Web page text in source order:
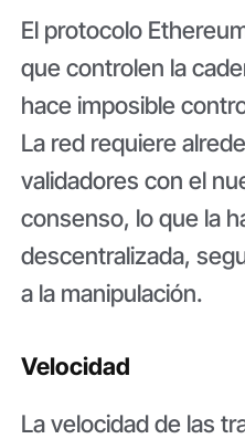
El protocolo
que controlen la
hace imposible
La red requiere
validadores con el
consenso, lo que la
descentralizada,
a la manipulación.
Velocidad
La velocidad de las